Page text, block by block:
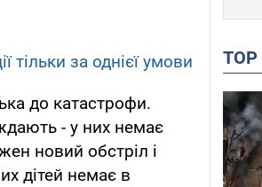
тільки за однієї умови
до катастрофи.
- у них немає
новий обстріл і
дітей немає в